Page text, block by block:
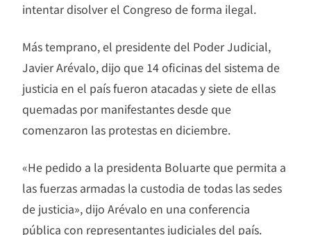
intentar disolver el Congreso de forma ilegal.
Más temprano, el presidente del Poder Judicial,
Javier Arévalo, dijo que 14 oficinas del sistema de
justicia en el país fueron atacadas y siete de ellas
quemadas por manifestantes desde que
comenzaron las protestas en diciembre.
«He pedido a la presidenta Boluarte que permita a
las fuerzas armadas la custodia de todas las sedes
de justicia», dijo Arévalo en una conferencia
pública con representantes judiciales del país.